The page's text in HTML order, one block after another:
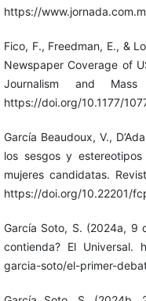
https://
Fico, F., Freedman, E., &
Newspaper Coverage of
Journalism and Mass
https://doi.org/10.1177/
García Beaudoux, V.,
los sesgos y
mujeres candidatas.
https://doi.org/10.22201/
García Soto, S. (2024a, 9
contienda? El Universal.
garcia-soto/el-primer-